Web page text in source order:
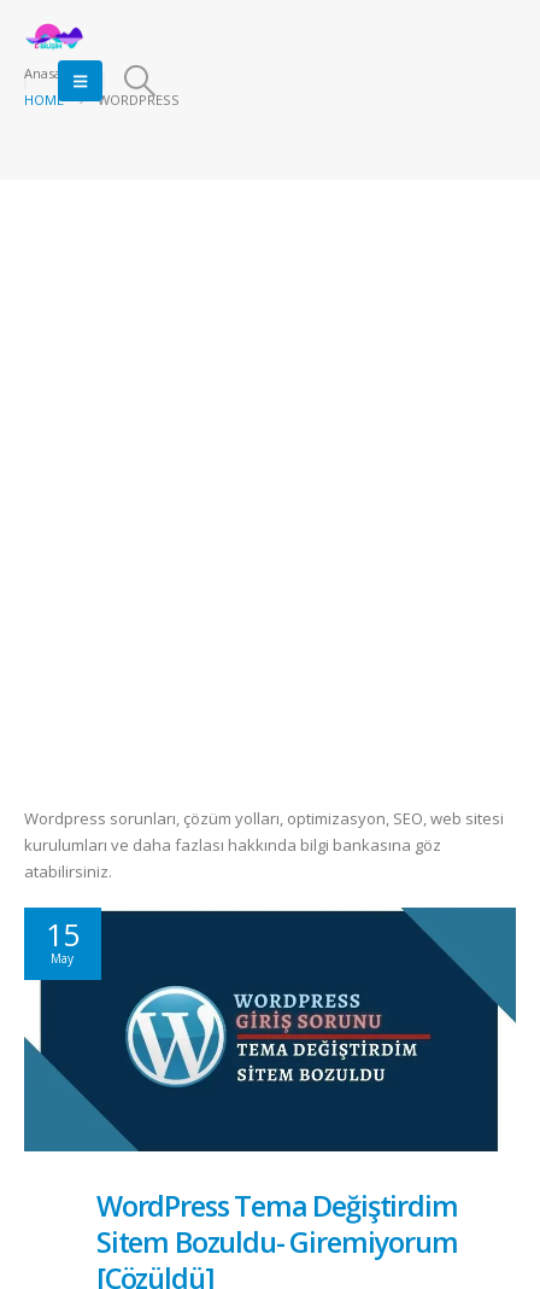
Anasayfa
HOME
WORDPRESS
Wordpress sorunları, çözüm yolları, optimizasyon, SEO, web sitesi
kurulumları ve daha fazlası hakkında bilgi bankasına göz
atabilirsiniz.
15
May
WordPress Tema Değiştirdim
Sitem Bozuldu- Giremiyorum
[Çözüldü]